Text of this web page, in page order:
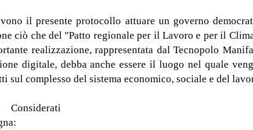
il presente protocollo attuare un governo
ciò che del "Patto regionale per il Lavoro e per il
realizzazione, rappresentata dal Tecnopolo
digitale, debba anche essere il luogo nel quale
complesso del sistema economico, sociale e del
Considerati